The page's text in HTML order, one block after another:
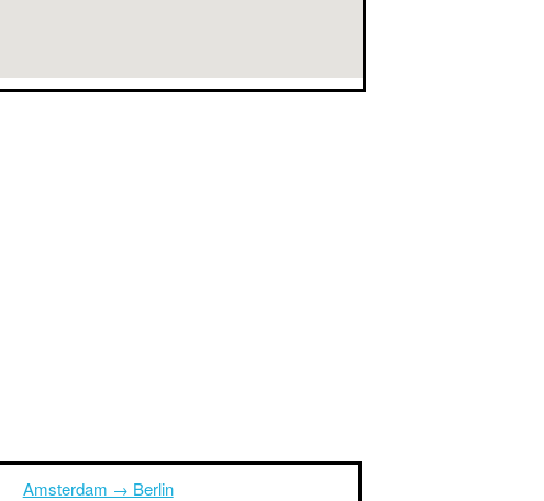
Amsterdam → Berlin